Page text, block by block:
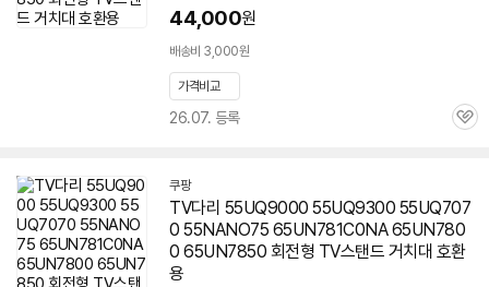
44,000원
배송비 3,000원
가격비교
26.07. 등록
관
쿠팡
TV다리 55UQ9000 55UQ9300 55UQ707
0 55NANO75 65UN781C0NA 65UN780
0 65UN7850 회전형 TV스탠드 거치대 호환
용